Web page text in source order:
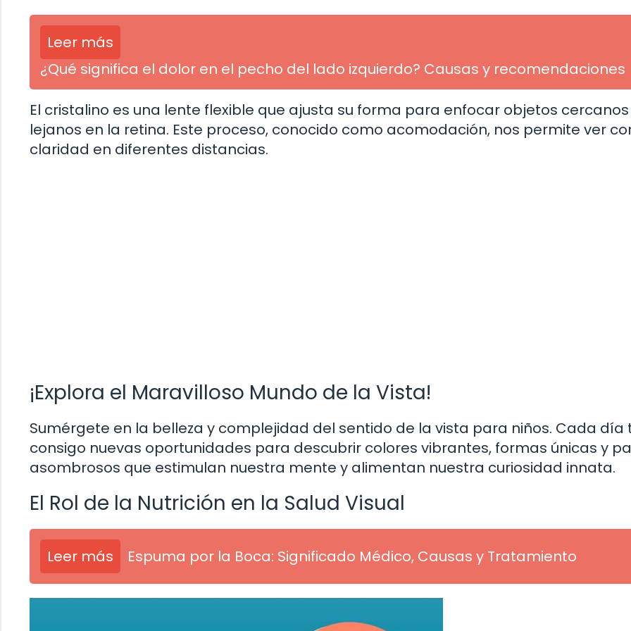
Leer más
¿Qué significa el dolor en el pecho del lado izquierdo? Causas y recomendaciones
El cristalino es una lente flexible que ajusta su forma para enfocar objetos
lejanos en la retina. Este proceso, conocido como acomodación, nos permite ver
claridad en diferentes distancias.
¡Explora el Maravilloso Mundo de la Vista!
Sumérgete en la belleza y complejidad del sentido de la vista para niños. Cada día
consigo nuevas oportunidades para descubrir colores vibrantes, formas únicas y
asombrosos que estimulan nuestra mente y alimentan nuestra curiosidad innata.
El Rol de la Nutrición en la Salud Visual
Leer más Espuma por la Boca: Significado Médico, Causas y Tratamiento